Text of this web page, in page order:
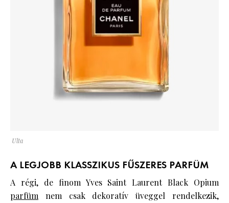
Ulta
A LEGJOBB KLASSZIKUS FŰSZERES PARFÜM
A régi, de finom Yves Saint Laurent Black Opium
parfüm nem csak dekoratív üveggel rendelkezik,